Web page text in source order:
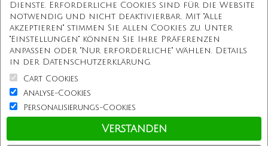
Kostenlose Gravur
Unbegrenzte Redesign
ÜBER UNS
Information
Kundenservice
Dienste. Erforderliche Cookies sind für die Website
notwendig und nicht deaktivierbar. Mit "Alle
akzeptieren" stimmen Sie allen Cookies zu. Unter
"Einstellungen" können Sie Ihre Präferenzen
anpassen oder "Nur erforderliche" wählen. Details
in der Datenschutzerklärung.
Cart Cookies
Analyse-Cookies
Personalisierungs-Cookies
Verstanden